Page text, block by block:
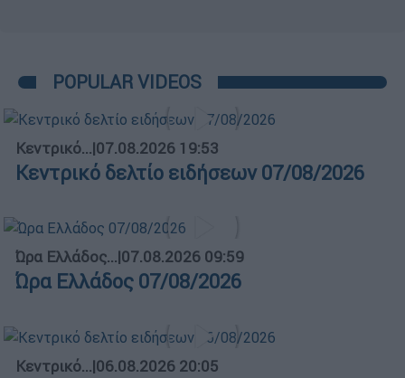
POPULAR VIDEOS
Κεντρικό...|07.08.2026 19:53
Κεντρικό δελτίο ειδήσεων 07/08/2026
Ώρα Ελλάδος...|07.08.2026 09:59
Ώρα Ελλάδος 07/08/2026
Κεντρικό...|06.08.2026 20:05